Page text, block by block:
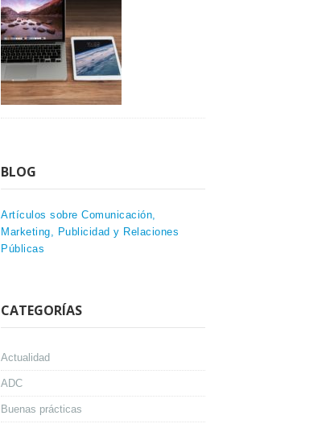
BLOG
Artículos sobre Comunicación,
Marketing, Publicidad y Relaciones
Públicas
CATEGORÍAS
Actualidad
ADC
Buenas prácticas